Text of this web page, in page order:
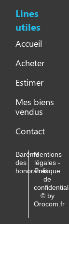
Lines
utiles​
Accueil
Acheter
Estimer
Mes biens
vendus
Contact
Barème
des
honoraires
Mentions
légales -
Politique
de
© by
Orocom.fr